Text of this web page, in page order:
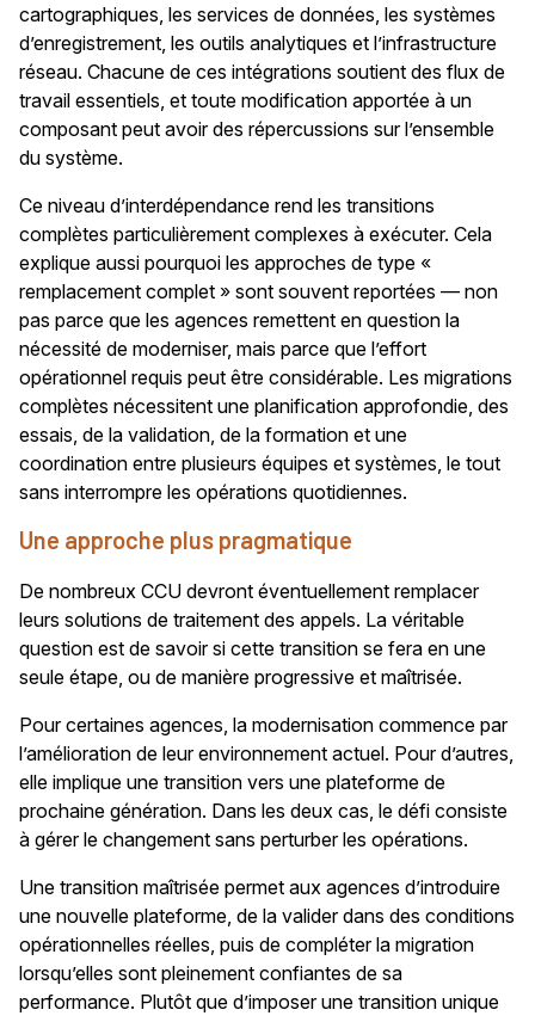
cartographiques, les services de données, les systèmes
d’enregistrement, les outils analytiques et l’infrastructure
réseau. Chacune de ces intégrations soutient des flux de
travail essentiels, et toute modification apportée à un
composant peut avoir des répercussions sur l’ensemble
du système.
Ce niveau d’interdépendance rend les transitions
complètes particulièrement complexes à exécuter. Cela
explique aussi pourquoi les approches de type «
remplacement complet » sont souvent reportées — non
pas parce que les agences remettent en question la
nécessité de moderniser, mais parce que l’effort
opérationnel requis peut être considérable. Les migrations
complètes nécessitent une planification approfondie, des
essais, de la validation, de la formation et une
coordination entre plusieurs équipes et systèmes, le tout
sans interrompre les opérations quotidiennes.
Une approche plus pragmatique
De nombreux CCU devront éventuellement remplacer
leurs solutions de traitement des appels. La véritable
question est de savoir si cette transition se fera en une
seule étape, ou de manière progressive et maîtrisée.
Pour certaines agences, la modernisation commence par
l’amélioration de leur environnement actuel. Pour d’autres,
elle implique une transition vers une plateforme de
prochaine génération. Dans les deux cas, le défi consiste
à gérer le changement sans perturber les opérations.
Une transition maîtrisée permet aux agences d’introduire
une nouvelle plateforme, de la valider dans des conditions
opérationnelles réelles, puis de compléter la migration
lorsqu’elles sont pleinement confiantes de sa
performance. Plutôt que d’imposer une transition unique